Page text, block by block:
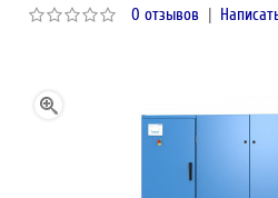
0 отзывов |